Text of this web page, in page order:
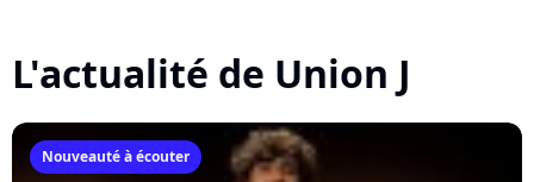
L'actualité de Union J
Nouveauté à écouter